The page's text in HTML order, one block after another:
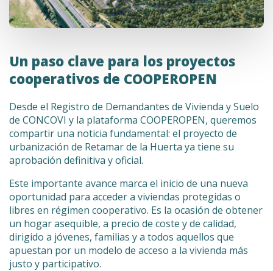
Un paso clave para los proyectos
cooperativos de COOPEROPEN
Desde el Registro de Demandantes de Vivienda y Suelo
de CONCOVI y la plataforma COOPEROPEN, queremos
compartir una noticia fundamental: el proyecto de
urbanización de Retamar de la Huerta ya tiene su
aprobación definitiva y oficial.
Este importante avance marca el inicio de una nueva
oportunidad para acceder a viviendas protegidas o
libres en régimen cooperativo. Es la ocasión de obtener
un hogar asequible, a precio de coste y de calidad,
dirigido a jóvenes, familias y a todos aquellos que
apuestan por un modelo de acceso a la vivienda más
justo y participativo.